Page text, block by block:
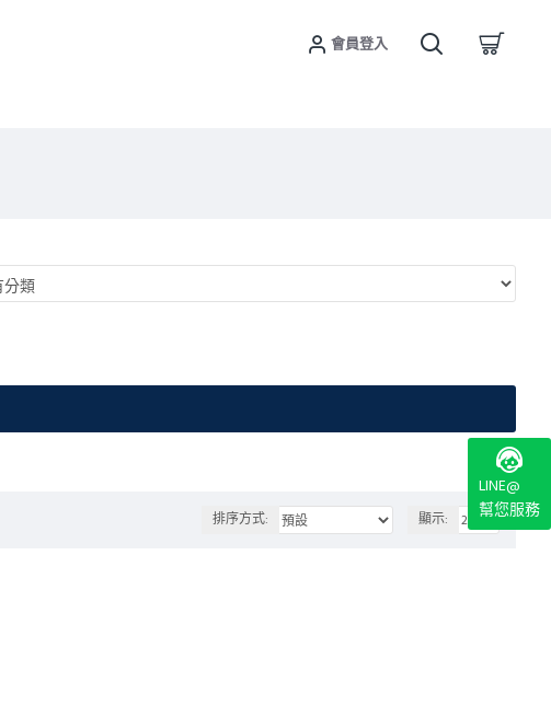
會員登入
排序方式: 顯示:
LINE@
幫您服務